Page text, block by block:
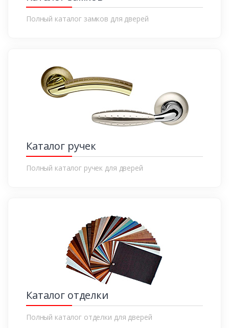
Полный каталог замков для дверей
Каталог ручек
Полный каталог ручек для дверей
Каталог отделки
Полный каталог отделки для дверей